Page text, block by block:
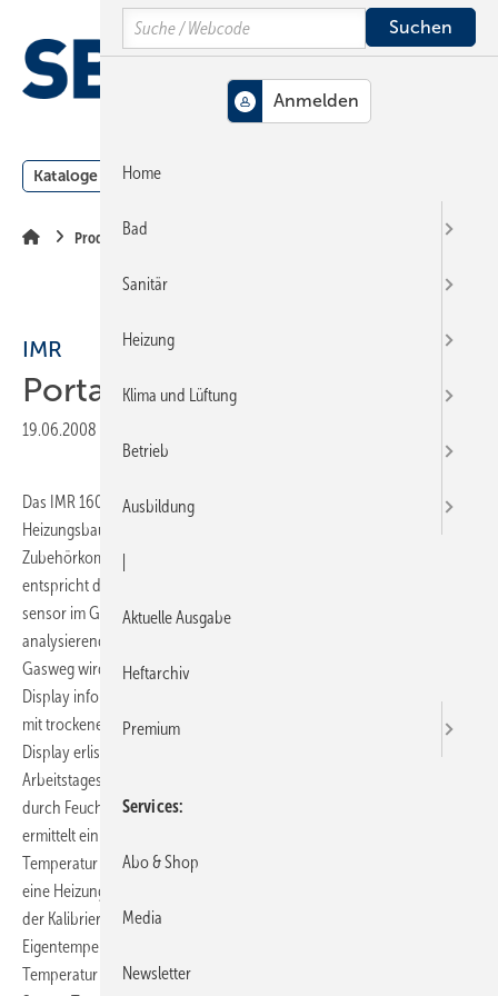
Hauptinhalt
Hauptmenü
SiteSearch
Kataloge Meldungen
Produkte
IMR
Portables Abgasmessgerät
19.06.2008
Das IMR 1600 ist ein klassisches Kompaktgerät für den Einsatz in
Heizungsbau, Brennerservice und Schornsteinfegerhandwerk. Alle
Zubehörkomponenten finden im Gerätekoffer Platz. Das Gerät
entspricht den Anforderungen der DIN EN 50379-2. Ein Feuchte­
sensor im Gasweg überwacht den Feuchtegehalt der zu
analysierenden Messgase. Bei zunehmender Feuchtekonzentration im
Gasweg wird der Anwender durch eine wiederkehrende Anzeige im
Display informiert. Am Ende der Messung soll das Messgerät solange
mit trockener Umgebungsluft gespült werden bis die Meldung im
Display erlischt. Dadurch wird vermieden, dass im Verlauf eines
Arbeitstages Feuchtigkeit im Gasweg angesammelt wird. Gerätausfälle
durch Feuchtigkeit im Gasweg sind somit ausgeschlossen. Zudem
ermittelt ein Temperaturfühler beim Einschalten des IMR 1600 die
Temperatur in der Messkammer. Bei Temperaturen kleiner +10°C wird
eine Heizung an der Messkammer eingeschaltet, die bereits während
der Kalibrierphase die Messkammer erwärmt. Ziel ist es, die
Eigentemperatur der gasführenden Komponenten schnell an die
Temperatur der Messgase anzupassen. Im Ergebnis wird durch die
Search
Home
Bad
Sanitär
Heizung
Klima und Lüftung
Betrieb
Ausbildung
Aktuelle Ausgabe
Heftarchiv
Premium
Services
Abo & Shop
Media
Newsletter